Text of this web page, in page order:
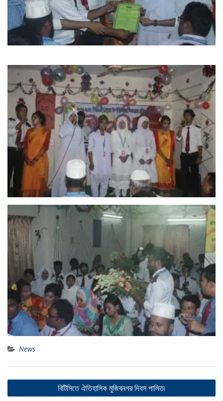
News
Post
navigation
বিটিসিতে ঐতিহাসিক মুজিবনগর দিবস পালিত৷